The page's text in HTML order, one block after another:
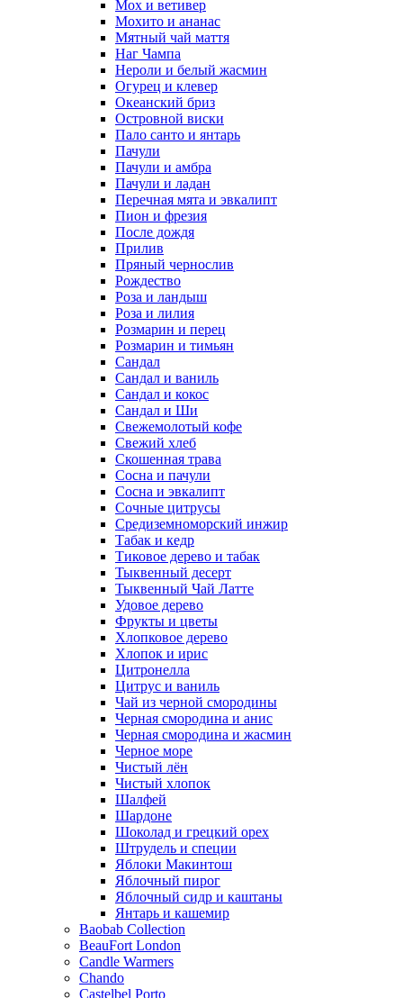
Мох и ветивер
Мохито и ананас
Мятный чай маття
Наг Чампа
Нероли и белый жасмин
Огурец и клевер
Океанский бриз
Островной виски
Пало санто и янтарь
Пачули
Пачули и амбра
Пачули и ладан
Перечная мята и эвкалипт
Пион и фрезия
После дождя
Прилив
Пряный чернослив
Рождество
Роза и ландыш
Роза и лилия
Розмарин и перец
Розмарин и тимьян
Сандал
Сандал и ваниль
Сандал и кокос
Сандал и Ши
Свежемолотый кофе
Свежий хлеб
Скошенная трава
Сосна и пачули
Сосна и эвкалипт
Сочные цитрусы
Средиземноморский инжир
Табак и кедр
Тиковое дерево и табак
Тыквенный десерт
Тыквенный Чай Латте
Удовое дерево
Фрукты и цветы
Хлопковое дерево
Хлопок и ирис
Цитронелла
Цитрус и ваниль
Чай из черной смородины
Черная смородина и анис
Черная смородина и жасмин
Черное море
Чистый лён
Чистый хлопок
Шалфей
Шардоне
Шоколад и грецкий орех
Штрудель и специи
Яблоки Макинтош
Яблочный пирог
Яблочный сидр и каштаны
Янтарь и кашемир
Baobab Collection
BeauFort London
Candle Warmers
Chando
Castelbel Porto